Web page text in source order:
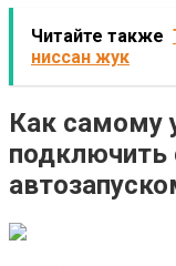
Читайте также
ниссан жук
Как самому
подключить